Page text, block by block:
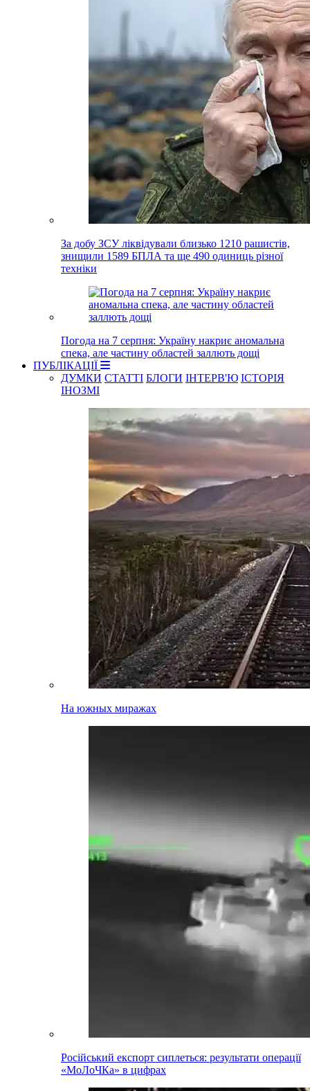
За добу ЗСУ ліквідували близько 1210 рашистів,
знищили 1589 БПЛА та ще 490 одиниць різної
техніки
Погода на 7 серпня: Україну накриє аномальна
спека, але частину областей заллють дощі
ПУБЛІКАЦІЇ
ДУМКИ СТАТТІ БЛОГИ ІНТЕРВ'Ю ІСТОРІЯ
ІНОЗМІ
На южных миражах
Російський експорт сиплеться: результати операції
«МоЛоЧКа» в цифрах